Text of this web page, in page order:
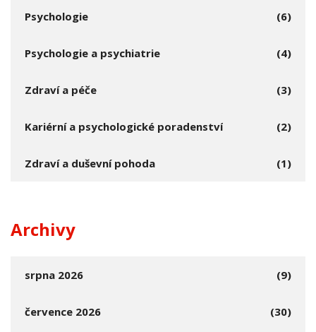
Psychologie (6)
Psychologie a psychiatrie (4)
Zdraví a péče (3)
Kariérní a psychologické poradenství (2)
Zdraví a duševní pohoda (1)
Archivy
srpna 2026 (9)
července 2026 (30)